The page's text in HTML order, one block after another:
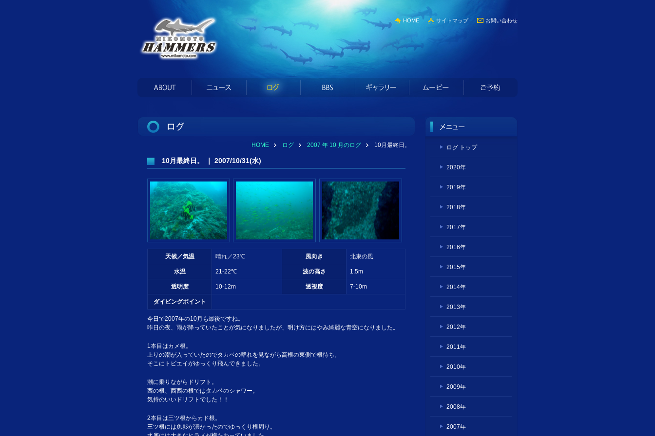
HOME サイトマップ お問い合わせ
HOME ログ 2007 年 10 月のログ 10月最終日。
10月最終日。 ｜ 2007/10/31(水)
天候／気温 晴れ／23℃ 風向き 北東の風
水温 21-22℃ 波の高さ 1.5m
透明度 10-12m 透視度 7-10m
ダイビングポイント
今日で2007年の10月も最後ですね。
昨日の夜、雨が降っていたことが気になりましたが、明け方にはやみ綺麗な青空になりました。
1本目はカメ根。
上りの潮が入っていたのでタカベの群れを見ながら高根の東側で根待ち。
そこにトビエイがゆっくり飛んできました。
潮に乗りながらドリフト。
西の根、西西の根ではタカベのシャワー。
気持のいいドリフトでした！！
2本目は三ツ根からカド根。
三ツ根には魚影が濃かったのでゆっくり根周り。
ログ トップ
2020年
2019年
2018年
2017年
2016年
2015年
2014年
2013年
2012年
2011年
2010年
2009年
2008年
2007年